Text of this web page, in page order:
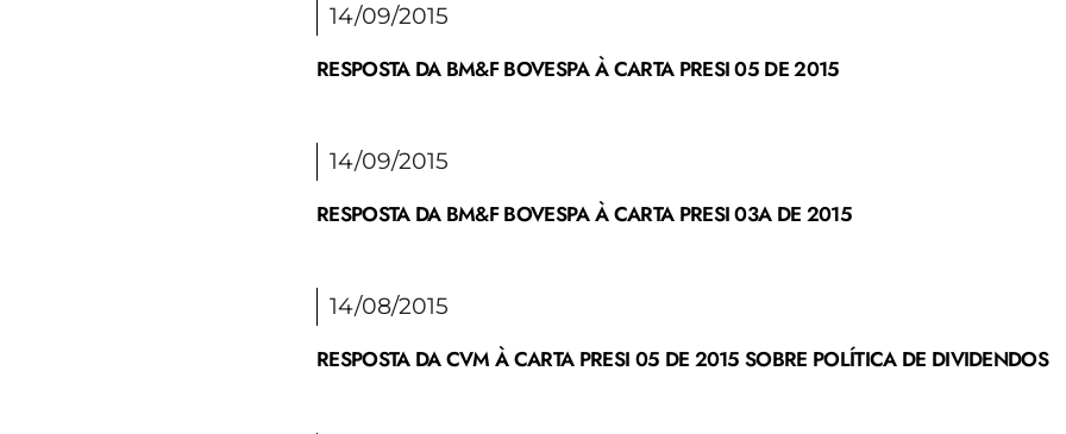
14/09/2015
RESPOSTA DA BM&F BOVESPA À CARTA PRESI 05 DE 2015
14/09/2015
RESPOSTA DA BM&F BOVESPA À CARTA PRESI 03A DE 2015
14/08/2015
RESPOSTA DA CVM À CARTA PRESI 05 DE 2015 SOBRE POLÍTICA DE DIVIDENDOS